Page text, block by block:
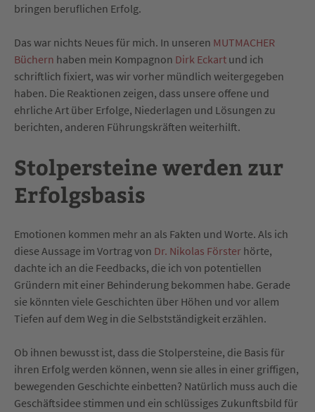
bringen beruflichen Erfolg.
Das war nichts Neues für mich. In unseren MUTMACHER
Büchern haben mein Kompagnon Dirk Eckart und ich
schriftlich fixiert, was wir vorher mündlich weitergegeben
haben. Die Reaktionen zeigen, dass unsere offene und
ehrliche Art über Erfolge, Niederlagen und Lösungen zu
berichten, anderen Führungskräften weiterhilft.
Stolpersteine werden zur
Erfolgsbasis
Emotionen kommen mehr an als Fakten und Worte. Als ich
diese Aussage im Vortrag von Dr. Nikolas Förster hörte,
dachte ich an die Feedbacks, die ich von potentiellen
Gründern mit einer Behinderung bekommen habe. Gerade
sie könnten viele Geschichten über Höhen und vor allem
Tiefen auf dem Weg in die Selbstständigkeit erzählen.
Ob ihnen bewusst ist, dass die Stolpersteine, die Basis für
ihren Erfolg werden können, wenn sie alles in einer griffigen,
bewegenden Geschichte einbetten? Natürlich muss auch die
Geschäftsidee stimmen und ein schlüssiges Zukunftsbild für